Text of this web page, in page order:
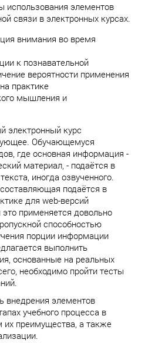
элементов
связи в электронных курсах.
внимания во время
к познавательной
вероятности применения
практике
мышления и
электронный курс
Обучающемуся
где основная информация -
материал, - подаётся в
иногда озвученного.
подаётся в
для web-версий
применяется довольно
способностью
порции информации
выполнить
основанные на реальных
необходимо пройти тесты
внедрения элементов
учебного процесса в
преимущества, а также